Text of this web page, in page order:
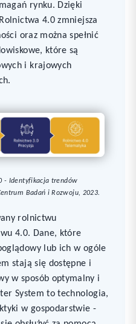
rynku. Dzięki
4.0 zmniejsza
oraz można spełnić
które są
i krajowych
- Identyfikacja trendów
Badań i Rozwoju, 2023.
rolnictwu
4.0. Dane, które
lub ich w ogóle
stają się dostępne i
w sposób optymalny i
System to technologia,
w gospodarstwie -